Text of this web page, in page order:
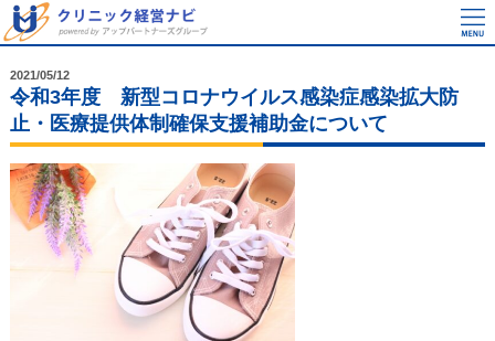
2021/05/12
令和3年度 新型コロナウイルス感染症感染拡大防
止・医療提供体制確保支援補助金について